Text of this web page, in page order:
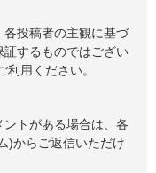
投稿者の主観に基づ
証するものではござい
用ください。
トがある場合は、各
)からご返信いただけ